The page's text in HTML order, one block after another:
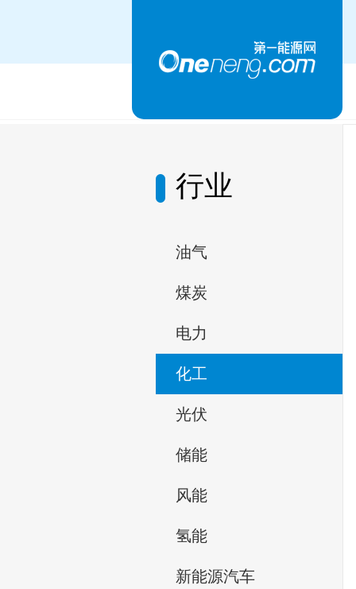
行业
油气
煤炭
电力
化工
光伏
储能
风能
氢能
新能源汽车